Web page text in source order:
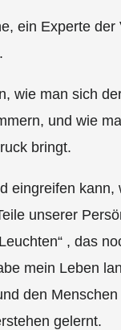
ein Experte der
wie man sich
und wie
bringt.
eingreifen kann,
unserer
, das
mein Leben
den
gelernt.